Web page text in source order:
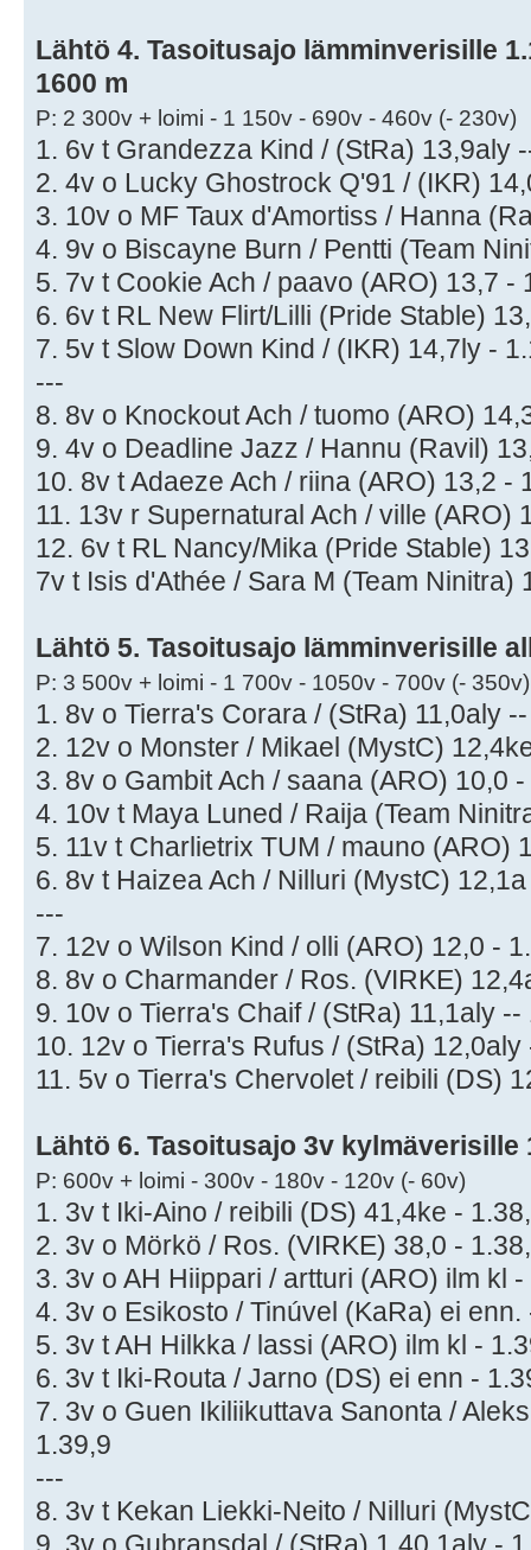
Lähtö 4. Tasoitusajo lämminverisille
1600 m
P: 2 300v + loimi - 1 150v - 690v - 460v (- 230v)
1. 6v t Grandezza Kind / (StRa) 13,9aly
2. 4v o Lucky Ghostrock Q'91 / (IKR)
3. 10v o MF Taux d'Amortiss / Hanna
4. 9v o Biscayne Burn / Pentti (Team
5. 7v t Cookie Ach / paavo (ARO) 13,7 -
6. 6v t RL New Flirt/Lilli (Pride Stable)
7. 5v t Slow Down Kind / (IKR) 14,7ly -
---
8. 8v o Knockout Ach / tuomo (ARO)
9. 4v o Deadline Jazz / Hannu (Ravil)
10. 8v t Adaeze Ach / riina (ARO) 13,2 -
11. 13v r Supernatural Ach / ville (ARO)
12. 6v t RL Nancy/Mika (Pride Stable)
7v t Isis d'Athée / Sara M (Team Ninitra)
Lähtö 5. Tasoitusajo lämminverisille
P: 3 500v + loimi - 1 700v - 1050v - 700v (- 350v)
1. 8v o Tierra's Corara / (StRa) 11,0aly
2. 12v o Monster / Mikael (MystC)
3. 8v o Gambit Ach / saana (ARO) 10,0
4. 10v t Maya Luned / Raija (Team
5. 11v t Charlietrix TUM / mauno (ARO)
6. 8v t Haizea Ach / Nilluri (MystC)
---
7. 12v o Wilson Kind / olli (ARO) 12,0 -
8. 8v o Charmander / Ros. (VIRKE)
9. 10v o Tierra's Chaif / (StRa) 11,1aly --
10. 12v o Tierra's Rufus / (StRa) 12,0aly
11. 5v o Tierra's Chervolet / reibili (DS)
Lähtö 6. Tasoitusajo 3v kylmäverisille
P: 600v + loimi - 300v - 180v - 120v (- 60v)
1. 3v t Iki-Aino / reibili (DS) 41,4ke -
2. 3v o Mörkö / Ros. (VIRKE) 38,0 -
3. 3v o AH Hiippari / artturi (ARO) ilm kl
4. 3v o Esikosto / Tinúvel (KaRa) ei enn.
5. 3v t AH Hilkka / lassi (ARO) ilm kl -
6. 3v t Iki-Routa / Jarno (DS) ei enn -
7. 3v o Guen Ikiliikuttava Sanonta /
1.39,9
---
8. 3v t Kekan Liekki-Neito / Nilluri
9. 3v o Gubransdal / (StRa) 1.40,1aly -